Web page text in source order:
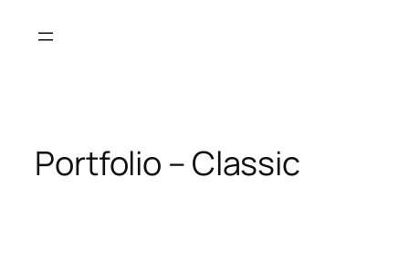
Portfolio – Classic